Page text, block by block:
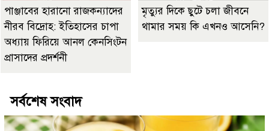
পাঞ্জাবের হারানো রাজকন্যাদের
নীরব বিদ্রোহ: ইতিহাসের চাপা
অধ্যায় ফিরিয়ে আনল কেনসিংটন
প্রাসাদের প্রদর্শনী
মৃত্যুর দিকে ছুটে চলা জীবনে
থামার সময় কি এখনও আসেনি?
সর্বশেষ সংবাদ